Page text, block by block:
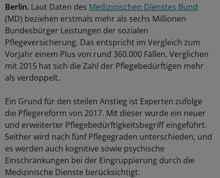
Berlin. Laut Daten des Medizinischen Dienstes Bund
(MD) beziehen erstmals mehr als sechs Millionen
Bundesbürger Leistungen der sozialen
Pflegeversicherung. Das entspricht im Vergleich zum
Vorjahr einem Plus von rund 360.000 Fällen. Verglichen
mit 2015 hat sich die Zahl der Pflegebedürftigen mehr
als verdoppelt.
Ein Grund für den steilen Anstieg ist Experten zufolge
die Pflegereform von 2017. Mit dieser wurde ein neuer
und erweiterter Pflegebedürftigkeitsbegriff eingeführt.
Seither wird nach fünf Pflegegraden unterschieden, und
es werden auch kognitive sowie psychische
Einschränkungen bei der Eingruppierung durch die
Medizinische Dienste berücksichtigt.